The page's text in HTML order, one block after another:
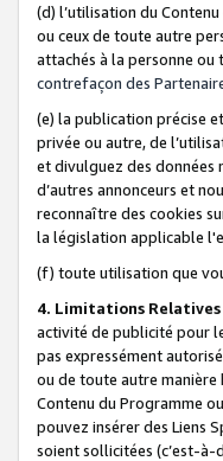
(d) l’utilisation du
ou ceux de toute autre
attachés à la personne
contrefaçon des
(e) la publication précise
privée ou autre, de
et divulguez des données
d’autres annonceurs et
reconnaître des cookies
la législation applicable
(f) toute utilisation que
4. Limitations
activité de publicité pour
pas expressément
ou de toute autre manière
Contenu du Programme
pouvez insérer des Liens
soient sollicitées (c’est-à-